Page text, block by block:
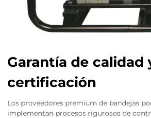
Garantía de calidad
certificación
Los proveedores premium de bandejas
implementan procesos rigurosos de